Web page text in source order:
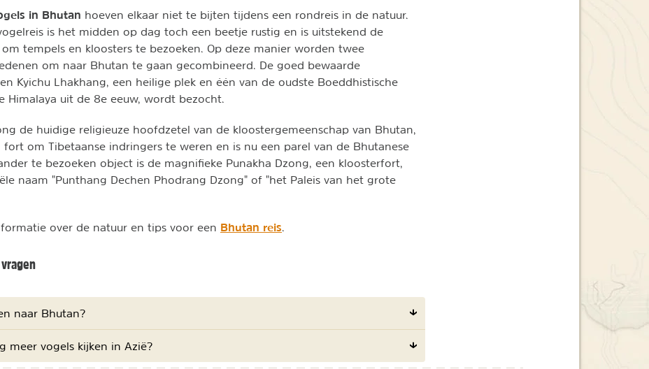
in Bhutan hoeven elkaar niet te bijten tijdens een rondreis in de natuur.
is het midden op dag toch een beetje rustig en is uitstekend de
tempels en kloosters te bezoeken. Op deze manier worden twee
om naar Bhutan te gaan gecombineerd. De goed bewaarde
Kyichu Lhakhang, een heilige plek en één van de oudste Boeddhistische
Himalaya uit de 8e eeuw, wordt bezocht.
de huidige religieuze hoofdzetel van de kloostergemeenschap van Bhutan,
fort om Tibetaanse indringers te weren en is nu een parel van de Bhutanese
te bezoeken object is de magnifieke Punakha Dzong, een kloosterfort,
naam "Punthang Dechen Phodrang Dzong" of "het Paleis van het grote
over de natuur en tips voor een Bhutan reis
naar Bhutan?
meer vogels kijken in Azië?